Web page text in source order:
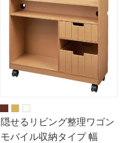
隠せるリビング整理ワゴン
モバイル収納タイプ 幅